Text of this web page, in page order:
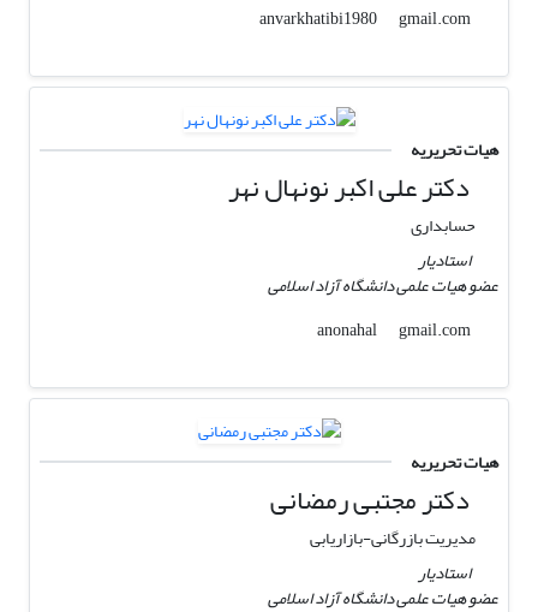
anvarkhatibi1980
gmail.com
هیات تحریریه
دکتر علی اکبر نونهال نهر
حسابداری
استادیار
عضو هیات علمی دانشگاه آزاد اسلامی
anonahal
gmail.com
هیات تحریریه
دکتر مجتبی رمضانی
مدیریت بازرگانی-بازاریابی
استادیار
عضو هیات علمی دانشگاه آزاد اسلامی